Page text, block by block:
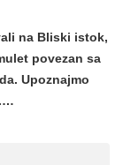
na Bliski istok,
povezan sa
Upoznajmo